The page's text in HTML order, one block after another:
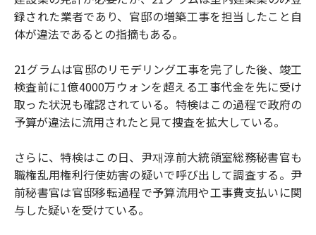
録された業者であり、官邸の増築工事を担当したこと自
体が違法であるとの指摘もある。
21グラムは官邸のリモデリング工事を完了した後、竣工
検査前に1億4000万ウォンを超える工事代金を先に受け
取った状況も確認されている。特検はこの過程で政府の
予算が違法に流用されたと見て捜査を拡大している。
さらに、特検はこの日、尹재淳前大統領室総務秘書官も
職権乱用権利行使妨害の疑いで呼び出して調査する。尹
前秘書官は官邸移転過程で予算流用や工事費支払いに関
与した疑いを受けている。